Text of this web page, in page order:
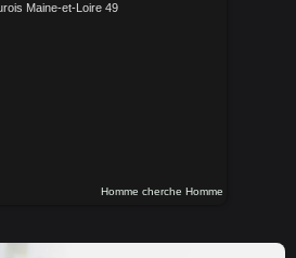
Maine-et-Loire 49
Homme cherche Homme